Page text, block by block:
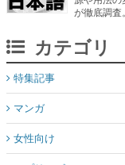
マンガ
女性向け
アプリレビュー
その他